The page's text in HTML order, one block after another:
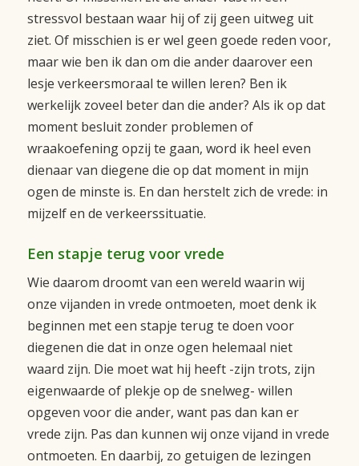
stressvol bestaan waar hij of zij geen uitweg uit
ziet. Of misschien is er wel geen goede reden voor,
maar wie ben ik dan om die ander daarover een
lesje verkeersmoraal te willen leren? Ben ik
werkelijk zoveel beter dan die ander? Als ik op dat
moment besluit zonder problemen of
wraakoefening opzij te gaan, word ik heel even
dienaar van diegene die op dat moment in mijn
ogen de minste is. En dan herstelt zich de vrede: in
mijzelf en de verkeerssituatie.
Een stapje terug voor vrede
Wie daarom droomt van een wereld waarin wij
onze vijanden in vrede ontmoeten, moet denk ik
beginnen met een stapje terug te doen voor
diegenen die dat in onze ogen helemaal niet
waard zijn. Die moet wat hij heeft -zijn trots, zijn
eigenwaarde of plekje op de snelweg- willen
opgeven voor die ander, want pas dan kan er
vrede zijn. Pas dan kunnen wij onze vijand in vrede
ontmoeten. En daarbij, zo getuigen de lezingen